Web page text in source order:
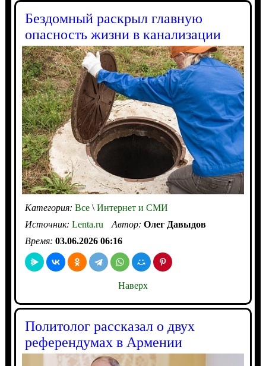
Бездомный раскрыл главную
опасность жизни в канализации
Категория: Все\Интернет и СМИ
Источник: Lenta.ru Автор: Олег Давыдов
Время: 03.06.2026 06:16
Наверх
Политолог рассказал о двух
референдумах в Армении